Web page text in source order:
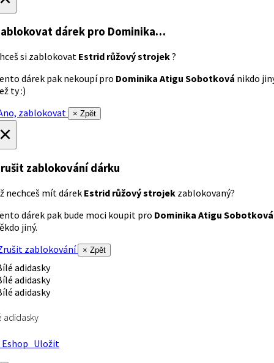
dárek pro Dominika…
si zablokovat Estrid růžový strojek?
dárek pak nekoupí pro Dominika Atigu Sobotková nikdo
ty :)
zablokovat
× Zpět
zablokování dárku
nechceš mít dárek Estrid růžový strojek zablokovaný?
dárek pak bude moci koupit pro Dominika Atigu Sobotková
jiný.
zablokování
× Zpět
adidasky
Uložit